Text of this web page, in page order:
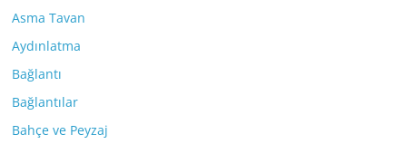
Asma Tavan
Aydınlatma
Bağlantı
Bağlantılar
Bahçe ve Peyzaj